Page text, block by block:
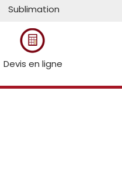
Sublimation
Devis en ligne